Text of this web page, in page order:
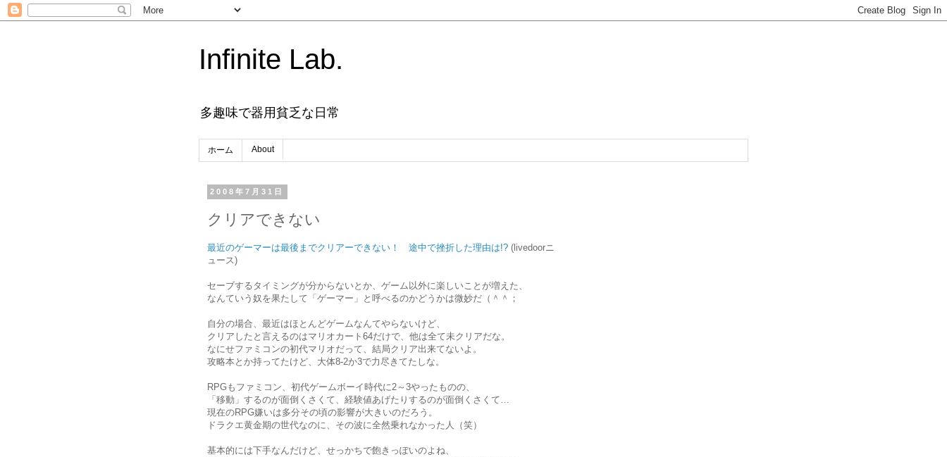
Infinite Lab.
多趣味で器用貧乏な日常
ホーム About
2008年7月31日
クリアできない
最近のゲーマーは最後までクリアーできない！ 途中で挫折した理由は!? (livedoorニ
ュース)
セーブするタイミングが分からないとか、ゲーム以外に楽しいことが増えた、
なんていう奴を果たして「ゲーマー」と呼べるのかどうかは微妙だ（＾＾；
自分の場合、最近はほとんどゲームなんてやらないけど、
クリアしたと言えるのはマリオカート64だけで、他は全て未クリアだな。
なにせファミコンの初代マリオだって、結局クリア出来てないよ。
攻略本とか持ってたけど、大体8-2か3で力尽きてたしな。
RPGもファミコン、初代ゲームボーイ時代に2～3やったものの、
「移動」するのが面倒くさくて、経験値あげたりするのが面倒くさくて…
現在のRPG嫌いは多分その頃の影響が大きいのだろう。
ドラクエ黄金期の世代なのに、その波に全然乗れなかった人（笑）
基本的には下手なんだけど、せっかちで飽きっぽいのよね、